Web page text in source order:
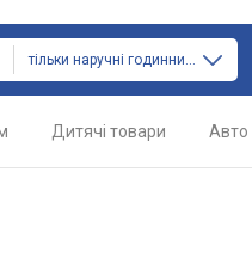
тільки наручні годинники
Дитячі товари Авто